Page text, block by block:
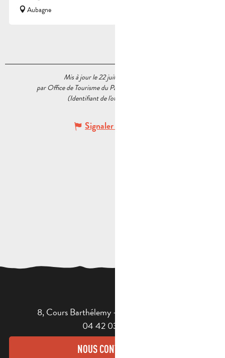
Aubagne
Mis à jour le 22 juillet 2026 à 15:46
par Office de Tourisme du Pays d’Aubagne et de l’Étoile
(Identifiant de l'offre :
Signaler une erreur
8, Cours Barthélemy - 13400 AUBAGNE
04 42 03 49 98
NOUS CONTACTER